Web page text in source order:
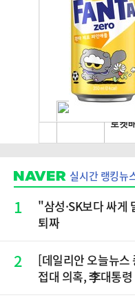
실시간 랭킹뉴
1
"삼성·SK보다 싸
퇴짜
2
[데일리안 오늘뉴스
접대 의혹, 李대통